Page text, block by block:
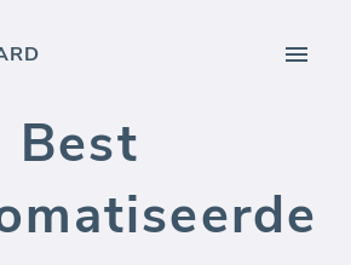
Best